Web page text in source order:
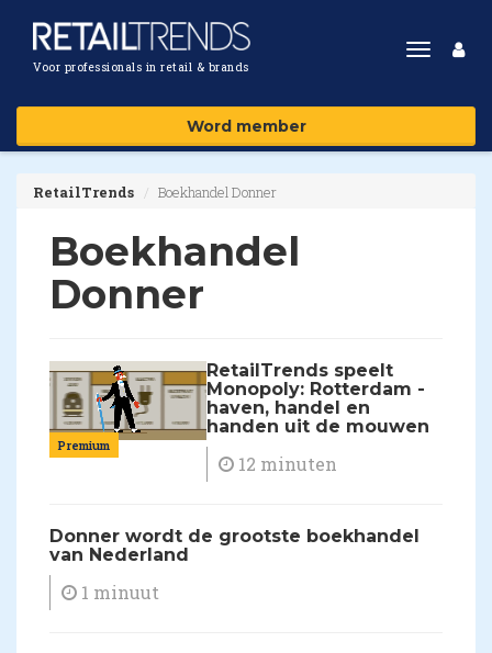
Voor professionals in retail & brands
Toggle
Word member
RetailTrends Boekhandel Donner
Boekhandel
Donner
Premium
RetailTrends speelt
Monopoly: Rotterdam -
haven, handel en
handen uit de mouwen
12 minuten
​Donner wordt de grootste boekhandel
van Nederland
1 minuut